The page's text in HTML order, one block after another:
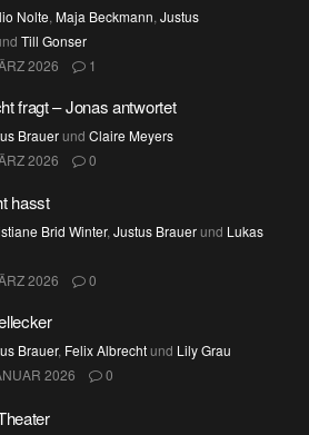
Nolte, Maja Beckmann, Justus
Till Gonser
2026
1
fragt – Jonas antwortet
Brauerund Claire Meyers
2026
0
hasst
Brid Winter, Justus Brauerund Lukas
2026
0
Brauer, Felix Albrechtund Lily Grau
2026
0